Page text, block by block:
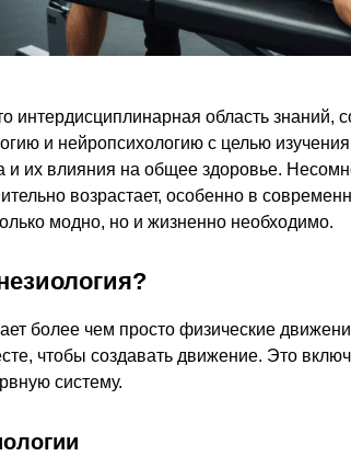
интердисциплинарная область
и нейропсихологию с целью
и их влияния на общее здоровье.
возрастает, особенно в
модно, но и жизненно необходимо.
более чем просто физические
чтобы создавать движение. Это
систему.